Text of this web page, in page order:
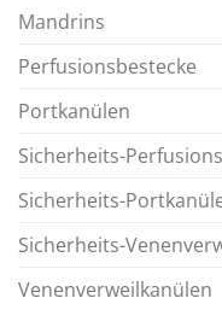
Mandrins
Perfusionsbestecke
Portkanülen
Sicherheits-
Sicherheits-
Sicherheits-
Venenverweilkanülen